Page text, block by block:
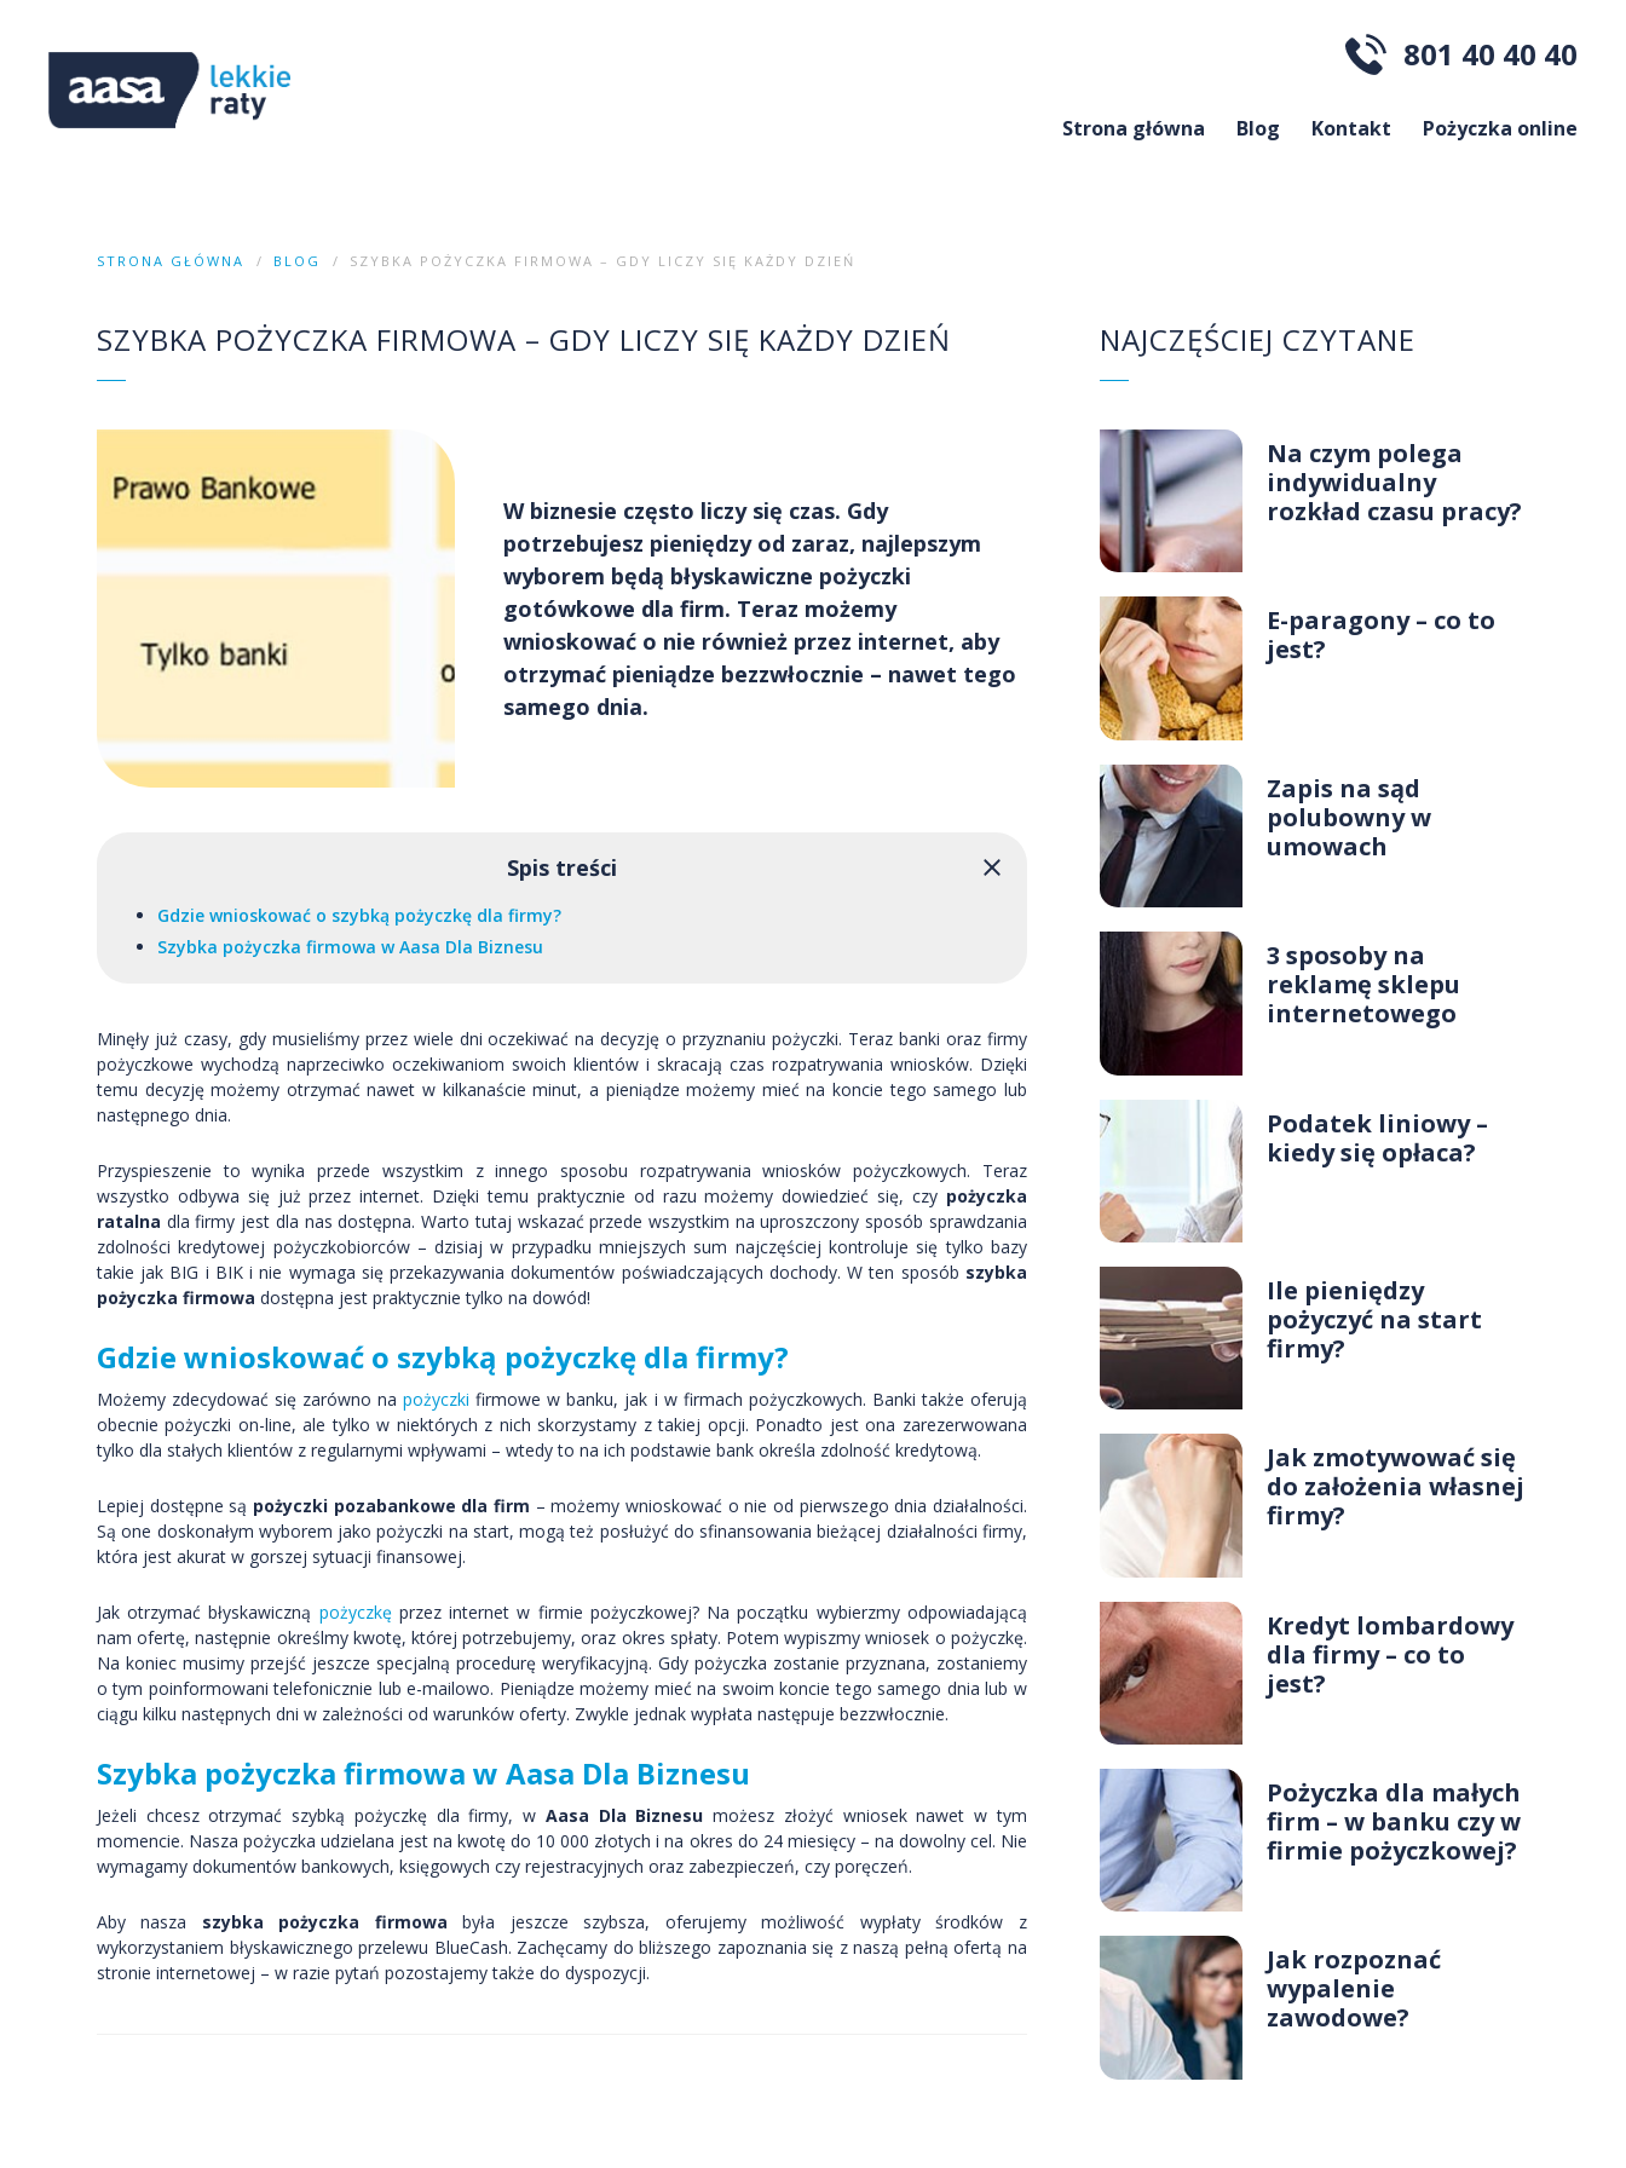
801 40 40 40
Strona główna Blog Kontakt Pożyczka online
STRONA GŁÓWNA BLOG SZYBKA POŻYCZKA FIRMOWA – GDY LICZY SIĘ KAŻDY DZIEŃ
SZYBKA POŻYCZKA FIRMOWA – GDY LICZY SIĘ KAŻDY DZIEŃ
W biznesie często liczy się czas. Gdy
potrzebujesz pieniędzy od zaraz, najlepszym
wyborem będą błyskawiczne pożyczki
gotówkowe dla firm. Teraz możemy
wnioskować o nie również przez internet, aby
otrzymać pieniądze bezzwłocznie – nawet tego
samego dnia.
Spis treści
Gdzie wnioskować o szybką pożyczkę dla firmy?
Szybka pożyczka firmowa w Aasa Dla Biznesu
Minęły już czasy, gdy musieliśmy przez wiele dni oczekiwać na decyzję o przyznaniu pożyczki. Teraz banki oraz firmy
pożyczkowe wychodzą naprzeciwko oczekiwaniom swoich klientów i skracają czas rozpatrywania wniosków. Dzięki
temu decyzję możemy otrzymać nawet w kilkanaście minut, a pieniądze możemy mieć na koncie tego samego lub
następnego dnia.
Przyspieszenie to wynika przede wszystkim z innego sposobu rozpatrywania wniosków pożyczkowych. Teraz
wszystko odbywa się już przez internet. Dzięki temu praktycznie od razu możemy dowiedzieć się, czy pożyczka
ratalna dla firmy jest dla nas dostępna. Warto tutaj wskazać przede wszystkim na uproszczony sposób sprawdzania
zdolności kredytowej pożyczkobiorców – dzisiaj w przypadku mniejszych sum najczęściej kontroluje się tylko bazy
takie jak BIG i BIK i nie wymaga się przekazywania dokumentów poświadczających dochody. W ten sposób szybka
pożyczka firmowa dostępna jest praktycznie tylko na dowód!
Gdzie wnioskować o szybką pożyczkę dla firmy?
Możemy zdecydować się zarówno napożyczki firmowe w banku, jak i w firmach pożyczkowych. Banki także oferują
obecnie pożyczki on-line, ale tylko w niektórych z nich skorzystamy z takiej opcji. Ponadto jest ona zarezerwowana
tylko dla stałych klientów z regularnymi wpływami – wtedy to na ich podstawie bank określa zdolność kredytową.
Lepiej dostępne są pożyczki pozabankowe dla firm – możemy wnioskować o nie od pierwszego dnia działalności.
Są one doskonałym wyborem jako pożyczki na start, mogą też posłużyć do sfinansowania bieżącej działalności firmy,
która jest akurat w gorszej sytuacji finansowej.
Jak otrzymać błyskawiczną pożyczkęprzez internet w firmie pożyczkowej? Na początku wybierzmy odpowiadającą
nam ofertę, następnie określmy kwotę, której potrzebujemy, oraz okres spłaty. Potem wypiszmy wniosek o pożyczkę.
Na koniec musimy przejść jeszcze specjalną procedurę weryfikacyjną. Gdy pożyczka zostanie przyznana, zostaniemy
o tym poinformowani telefonicznie lub e-mailowo. Pieniądze możemy mieć na swoim koncie tego samego dnia lub w
ciągu kilku następnych dni w zależności od warunków oferty. Zwykle jednak wypłata następuje bezzwłocznie.
Szybka pożyczka firmowa w Aasa Dla Biznesu
Jeżeli chcesz otrzymać szybką pożyczkę dla firmy, w Aasa Dla Biznesu możesz złożyć wniosek nawet w tym
momencie. Nasza pożyczka udzielana jest na kwotę do 10 000 złotych i na okres do 24 miesięcy – na dowolny cel. Nie
wymagamy dokumentów bankowych, księgowych czy rejestracyjnych oraz zabezpieczeń, czy poręczeń.
Aby nasza szybka pożyczka firmowabyła jeszcze szybsza, oferujemy możliwość wypłaty środków z
wykorzystaniem błyskawicznego przelewu BlueCash. Zachęcamy do bliższego zapoznania się z naszą pełną ofertą na
stronie internetowej – w razie pytań pozostajemy także do dyspozycji.
NAJCZĘŚCIEJ CZYTANE
Na czym polega
indywidualny
rozkład czasu pracy?
E-paragony – co to
jest?
Zapis na sąd
polubowny w
umowach
3 sposoby na
reklamę sklepu
internetowego
Podatek liniowy –
kiedy się opłaca?
Ile pieniędzy
pożyczyć na start
firmy?
Jak zmotywować się
do założenia własnej
firmy?
Kredyt lombardowy
dla firmy – co to
jest?
Pożyczka dla małych
firm – w banku czy w
firmie pożyczkowej?
Jak rozpoznać
wypalenie
zawodowe?